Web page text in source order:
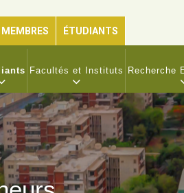
MEMBRES ÉTUDIANTS
Facultés et Instituts Recherche